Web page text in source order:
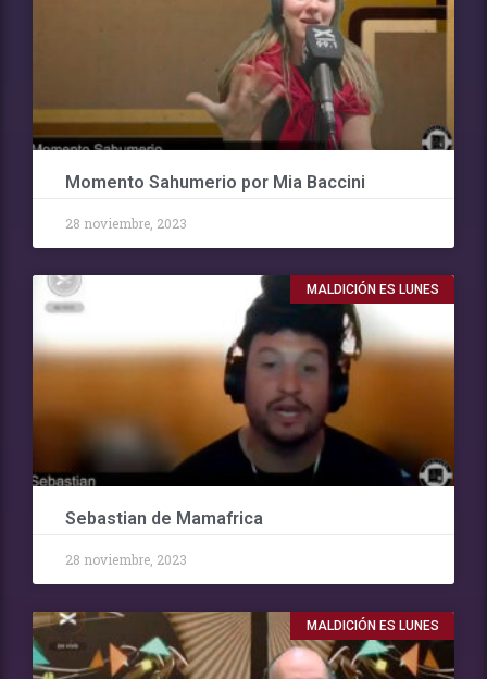
Momento Sahumerio por Mia Baccini
28 noviembre, 2023
MALDICIÓN ES LUNES
Sebastian de Mamafrica
28 noviembre, 2023
MALDICIÓN ES LUNES